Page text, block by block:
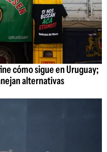
cómo sigue en Uruguay;
alternativas